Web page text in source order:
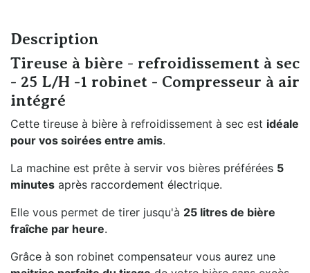
Description
Tireuse à bière - refroidissement à sec
- 25 L/H -1 robinet - Compresseur à air
intégré
Cette tireuse à bière à refroidissement à sec est idéale
pour vos soirées entre amis.
La machine est prête à servir vos bières préférées 5
minutes après raccordement électrique.
Elle vous permet de tirer jusqu'à 25 litres de bière
fraîche par heure.
Grâce à son robinet compensateur vous aurez une